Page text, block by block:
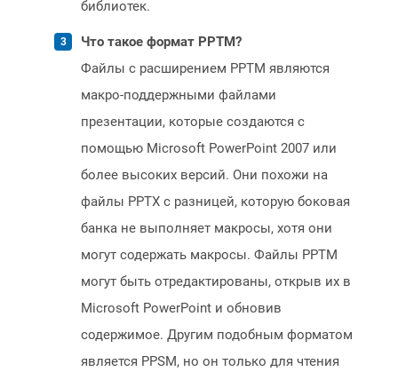
библиотек.
Что такое формат PPTM?
Файлы с расширением PPTM являются
макро-поддержными файлами
презентации, которые создаются с
помощью Microsoft PowerPoint 2007 или
более высоких версий. Они похожи на
файлы PPTX с разницей, которую боковая
банка не выполняет макросы, хотя они
могут содержать макросы. Файлы PPTM
могут быть отредактированы, открыв их в
Microsoft PowerPoint и обновив
содержимое. Другим подобным форматом
является PPSM, но он только для чтения